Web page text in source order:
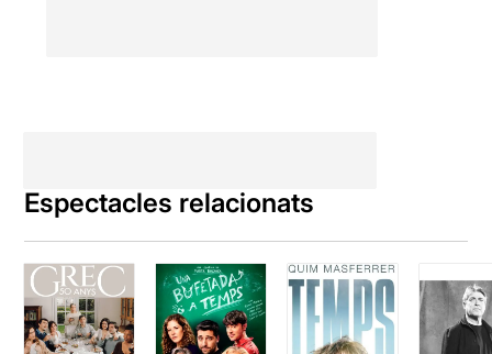
Espectacles relacionats